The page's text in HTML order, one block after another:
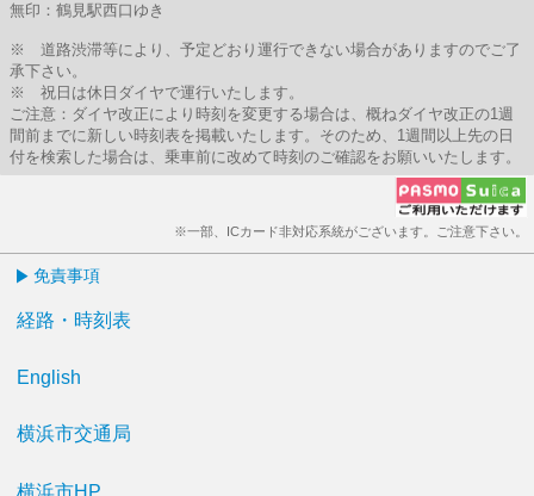
無印：鶴見駅西口ゆき
※ 道路渋滞等により、予定どおり運行できない場合がありますのでご了
承下さい。
※ 祝日は休日ダイヤで運行いたします。
ご注意：ダイヤ改正により時刻を変更する場合は、概ねダイヤ改正の1週
間前までに新しい時刻表を掲載いたします。そのため、1週間以上先の日
付を検索した場合は、乗車前に改めて時刻のご確認をお願いいたします。
※一部、ICカード非対応系統がございます。ご注意下さい。
免責事項
経路・時刻表
English
横浜市交通局
横浜市HP